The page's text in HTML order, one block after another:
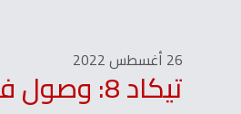
26 أغسطس 2022
تيكاد 8: وصول فخامة الرئيس آداما بارو، رئيس جمهورية غامبيا